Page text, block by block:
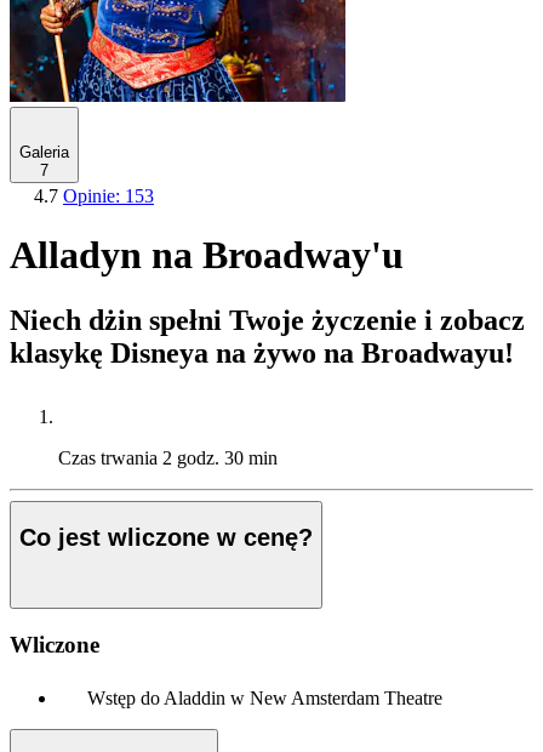
Galeria
7
4.7 Opinie: 153
Alladyn na Broadway'u
Niech dżin spełni Twoje życzenie i zobacz
klasykę Disneya na żywo na Broadwayu!
Czas trwania 2 godz. 30 min
Co jest wliczone w cenę?
Wliczone
Wstęp do Aladdin w New Amsterdam Theatre